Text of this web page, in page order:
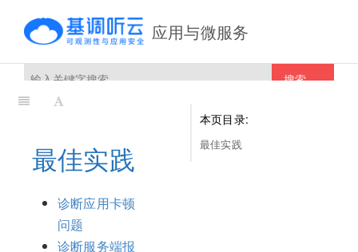
应用与微服务
搜索
本页目录:
最佳实践
最佳实践
诊断应用卡顿
问题
诊断服务端报